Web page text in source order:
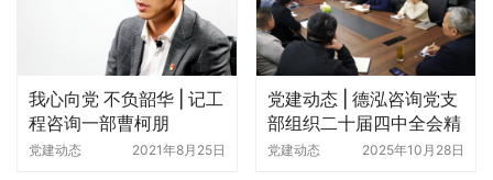
我心向党 不负韶华 | 记工
程咨询一部曹柯朋
党建动态 2021年8月25日
党建动态 | 德泓咨询党支
部组织二十届四中全会精
神专题学习交流会
党建动态 2025年10月28日